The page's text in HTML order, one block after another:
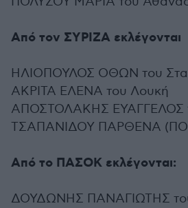
Από τον ΣΥΡΙΖΑ εκλέγονται
ΗΛΙΟΠΟΥΛΟΣ ΟΘΩΝ του
ΑΚΡΙΤΑ ΕΛΕΝΑ του Λουκή
ΑΠΟΣΤΟΛΑΚΗΣ ΕΥΑΓΓΕΛΟΣ
ΤΣΑΠΑΝΙΔΟΥ ΠΑΡΘΕΝΑ
Από το ΠΑΣΟΚ εκλέγονται:
ΔΟΥΔΩΝΗΣ ΠΑΝΑΓΙΩΤΗΣ του